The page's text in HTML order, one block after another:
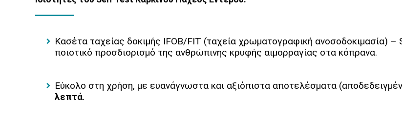
Κασέτα ταχείας δοκιμής IFOB/FIT (ταχεία χρωματογραφική ανοσοδοκιμασία)
ποιοτικό προσδιορισμό της ανθρώπινης κρυφής αιμορραγίας στα κόπρανα.
Εύκολο στη χρήση, με ευανάγνωστα και αξιόπιστα αποτελέσματα
λεπτά.